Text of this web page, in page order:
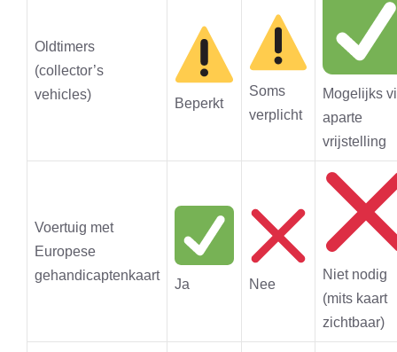
Oldtimers
(collector’s
vehicles)
Beperkt
Soms
verplicht
Mogelijks
aparte
vrijstelling
Voertuig met
Europese
gehandicaptenkaart
Ja Nee
Niet nodig
(mits kaart
zichtbaar)